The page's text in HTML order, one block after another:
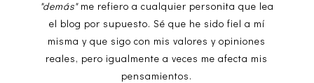
"demás"me refiero a cualquier personita que lea
el blog por supuesto. Sé que he sido fiel a mí
misma y que sigo con mis valores y opiniones
reales, pero igualmente a veces me afecta mis
pensamientos.